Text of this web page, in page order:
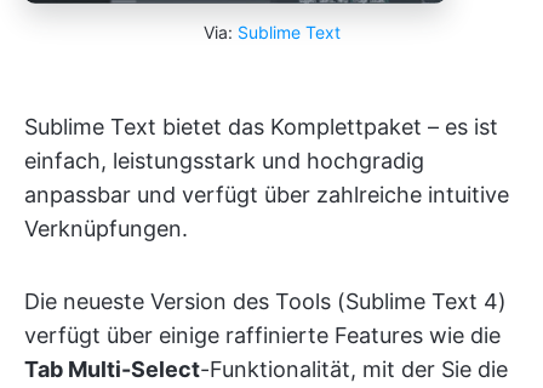
Via: Sublime Text
Sublime Text bietet das Komplettpaket – es ist
einfach, leistungsstark und hochgradig
anpassbar und verfügt über zahlreiche intuitive
Verknüpfungen.
Die neueste Version des Tools (Sublime Text 4)
verfügt über einige raffinierte Features wie die
Tab Multi-Select-Funktionalität, mit der Sie die